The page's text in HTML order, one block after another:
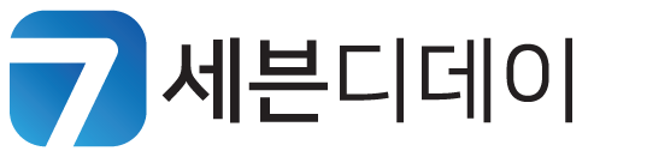
Skip
to
content